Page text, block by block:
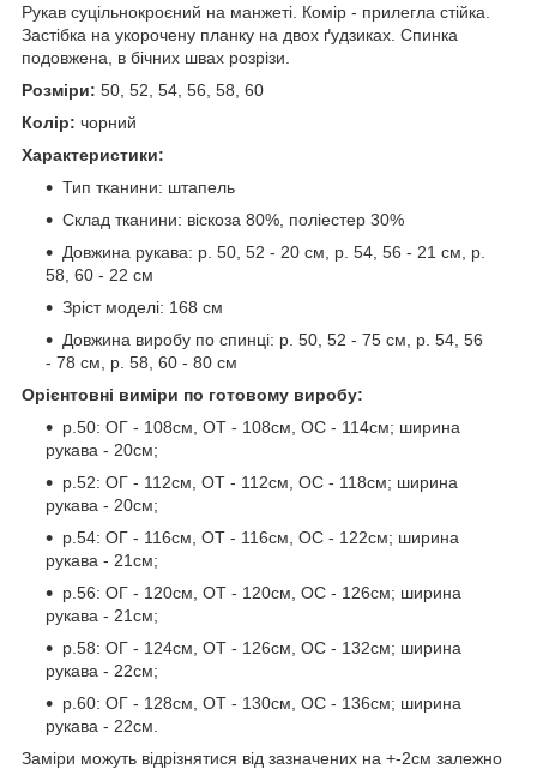
Рукав суцільнокроєний на манжеті. Комір - прилегла стійка.
Застібка на укорочену планку на двох ґудзиках. Спинка
подовжена, в бічних швах розрізи.
Розміри: 50, 52, 54, 56, 58, 60
Колір: чорний
Характеристики:
Тип тканини: штапель
Склад тканини: віскоза 80%, поліестер 30%
Довжина рукава: р. 50, 52 - 20 см, р. 54, 56 - 21 см, р.
58, 60 - 22 см
Зріст моделі: 168 см
Довжина виробу по спинці: р. 50, 52 - 75 см, р. 54, 56
- 78 см, р. 58, 60 - 80 см
Орієнтовні виміри по готовому виробу:
р.50: ОГ - 108см, ОТ - 108см, ОС - 114см; ширина
рукава - 20см;
р.52: ОГ - 112см, ОТ - 112см, ОС - 118см; ширина
рукава - 20см;
р.54: ОГ - 116см, ОТ - 116см, ОС - 122см; ширина
рукава - 21см;
р.56: ОГ - 120см, ОТ - 120см, ОС - 126см; ширина
рукава - 21см;
р.58: ОГ - 124см, ОТ - 126см, ОС - 132см; ширина
рукава - 22см;
р.60: ОГ - 128см, ОТ - 130см, ОС - 136см; ширина
рукава - 22см.
Заміри можуть відрізнятися від зазначених на +-2см залежно